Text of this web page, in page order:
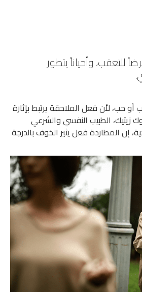
للتعقب، وأحياناً يتطور
حب، لأن فعل الملاحقة يرتبط بإثارة
زيتيك، الطبيب النفسي والشرعي
إن المطاردة فعل يثير الخوف بالدرجة